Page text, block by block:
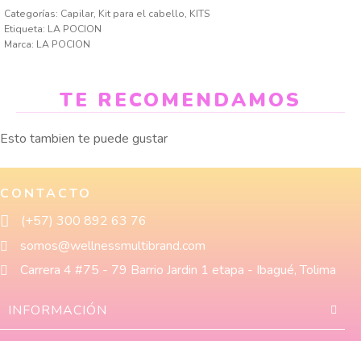
Categorías: Capilar, Kit para el cabello, KITS
Etiqueta: LA POCION
Marca: LA POCION
TE RECOMENDAMOS
Esto tambien te puede gustar
CONTACTO
(+57) 300 892 63 76
somos@wellnessmultibrand.com
Carrera 4 #75 - 79 Barrio Jardin 1 etapa - Ibagué, Tolima
INFORMACIÓN